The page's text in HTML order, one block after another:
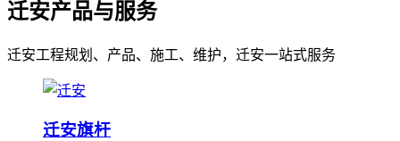
迁安产品与服务
迁安工程规划、产品、施工、维护，迁安一站式服务
迁安旗杆